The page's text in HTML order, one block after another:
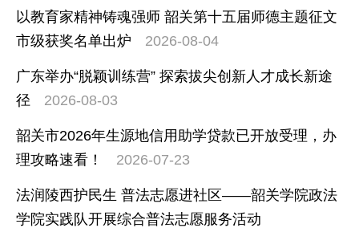
以教育家精神铸魂强师 韶关第十五届师德主题征文
市级获奖名单出炉
2026-08-04
广东举办“脱颖训练营” 探索拔尖创新人才成长新途
径
2026-08-03
韶关市2026年生源地信用助学贷款已开放受理，办
理攻略速看！
2026-07-23
法润陵西护民生 普法志愿进社区——韶关学院政法
学院实践队开展综合普法志愿服务活动